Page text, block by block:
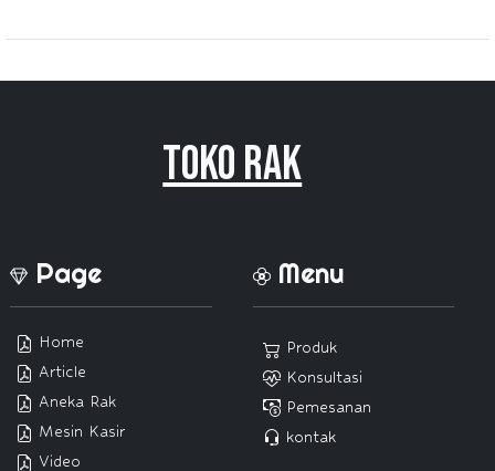
Toko Rak
Page
Home
Article
Aneka Rak
Mesin Kasir
Video
Menu
Produk
Konsultasi
Pemesanan
kontak